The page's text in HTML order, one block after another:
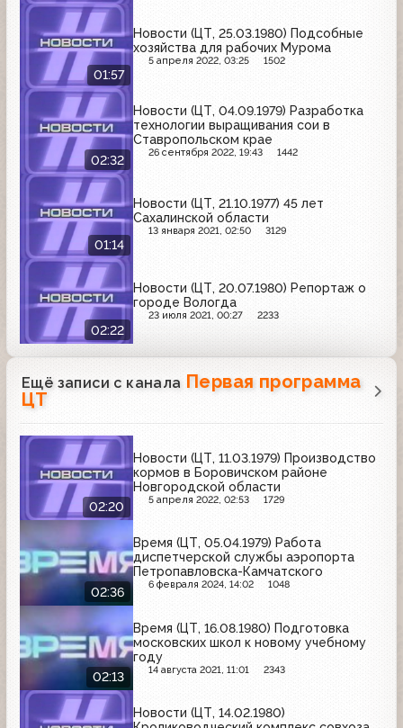
01:57
Новости (ЦТ, 25.03.1980) Подсобные
хозяйства для рабочих Мурома
5 апреля 2022, 03:25 1502
02:32
Новости (ЦТ, 04.09.1979) Разработка
технологии выращивания сои в
Ставропольском крае
26 сентября 2022, 19:43 1442
01:14
Новости (ЦТ, 21.10.1977) 45 лет
Сахалинской области
13 января 2021, 02:50 3129
02:22
Новости (ЦТ, 20.07.1980) Репортаж о
городе Вологда
23 июля 2021, 00:27 2233
Ещё записи с канала Первая программа
ЦТ
02:20
Новости (ЦТ, 11.03.1979) Производство
кормов в Боровичском районе
Новгородской области
5 апреля 2022, 02:53 1729
02:36
Время (ЦТ, 05.04.1979) Работа
диспетчерской службы аэропорта
Петропавловска-Камчатского
6 февраля 2024, 14:02 1048
02:13
Время (ЦТ, 16.08.1980) Подготовка
московских школ к новому учебному
году
14 августа 2021, 11:01 2343
Новости (ЦТ, 14.02.1980)